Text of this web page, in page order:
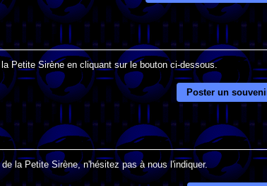
Petite Sirène en cliquant sur le bouton ci-dessous.
Poster un
la Petite Sirène, n'hésitez pas à nous l'indiquer.